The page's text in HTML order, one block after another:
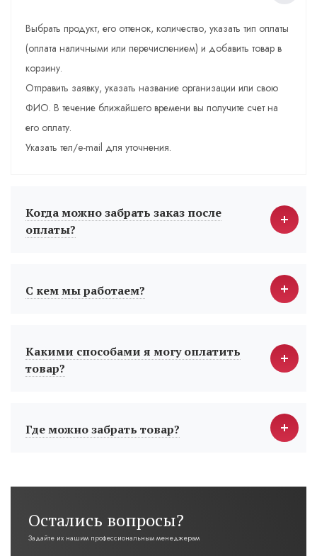
Выбрать продукт, его оттенок, количество, указать тип оплаты
(оплата наличными или перечислением) и добавить товар в
корзину.
Отправить заявку, указать название организации или свою
ФИО. В течение ближайшего времени вы получите счет на
его оплату.
Указать тел/e-mail для уточнения.
Когда можно забрать заказ после
оплаты?
С кем мы работаем?
Какими способами я могу оплатить
товар?
Где можно забрать товар?
Остались вопросы?
Задайте их нашим профессиональным менеджерам